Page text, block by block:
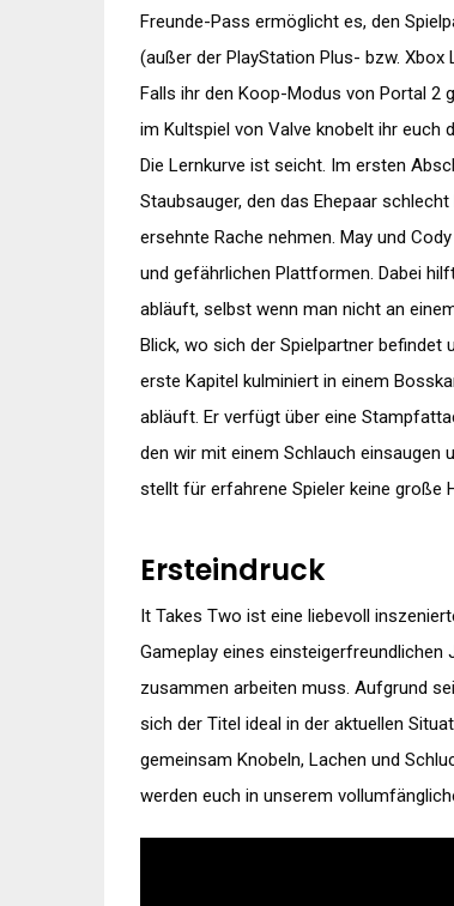
Freunde-Pass ermöglicht es, den
(außer der PlayStation Plus- bzw.
Falls ihr den Koop-Modus von Portal 2
im Kultspiel von Valve knobelt ihr euch
Die Lernkurve ist seicht. Im ersten
Staubsauger, den das Ehepaar
ersehnte Rache nehmen. May und
und gefährlichen Plattformen. Dabei
abläuft, selbst wenn man nicht an
Blick, wo sich der Spielpartner befindet
erste Kapitel kulminiert in einem
abläuft. Er verfügt über eine
den wir mit einem Schlauch einsaugen
stellt für erfahrene Spieler keine große
Ersteindruck
It Takes Two ist eine liebevoll
Gameplay eines einsteigerfreundlichen
zusammen arbeiten muss. Aufgrund
sich der Titel ideal in der aktuellen
gemeinsam Knobeln, Lachen und
werden euch in unserem